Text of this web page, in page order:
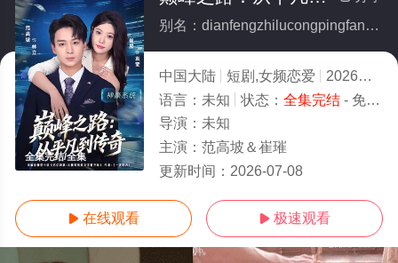
全集完结/全集
别名：dianfengzhilucongpingfandaochuanqi
中国大陆 短剧,女频恋爱 2026
10.0
语言： 未知 状态： 全集完结- 免费在线观看
导演： 未知
主演： 范高坡＆崔璀
更新时间： 2026-07-08
 在线观看  极速观看